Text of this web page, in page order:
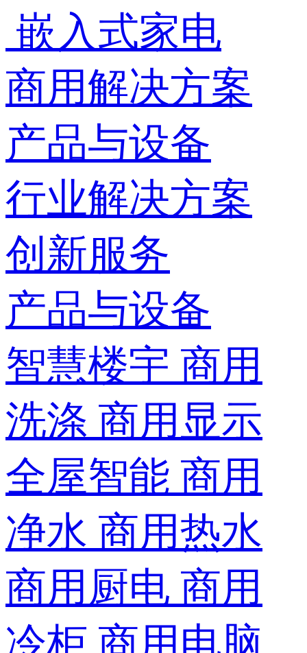
嵌入式家电
商用解决方案
产品与设备
行业解决方案
创新服务
产品与设备
智慧楼宇 商用
洗涤 商用显示
全屋智能 商用
净水 商用热水
商用厨电 商用
冷柜 商用电脑